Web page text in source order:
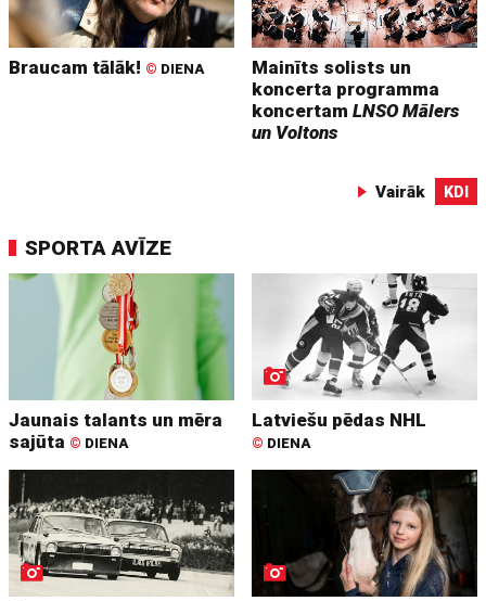
Braucam tālāk! © DIENA
Mainīts solists un
koncerta programma
koncertamLNSO Mālers
un Voltons
Vairāk KDI
SPORTA AVĪZE
Jaunais talants un mēra
sajūta © DIENA
Latviešu pēdas NHL
© DIENA